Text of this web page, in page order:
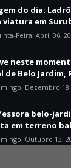
do dia:
viatura em
Feira, Abril 06,
neste
de Belo Jardim,
Dezembro
belo-
em terreno
Outubro 13,